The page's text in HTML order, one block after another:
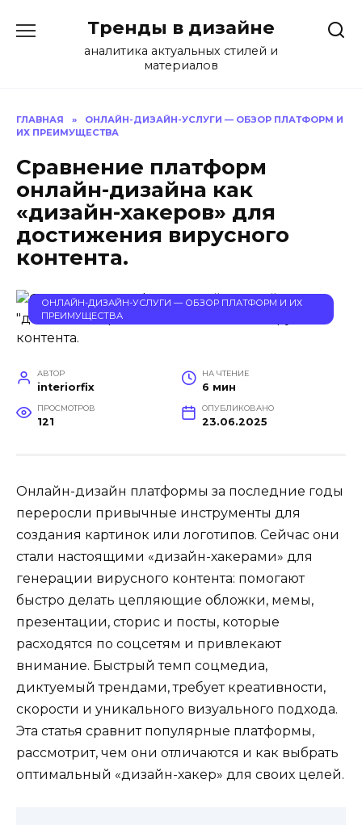
содержанию
Тренды в дизайне
аналитика актуальных стилей и
материалов
ГЛАВНАЯ »
ОНЛАЙН-ДИЗАЙН-УСЛУГИ — ОБЗОР ПЛАТФОРМ И
ИХ ПРЕИМУЩЕСТВА
Сравнение платформ
онлайн-дизайна как
«дизайн-хакеров» для
достижения вирусного
контента.
ОНЛАЙН-ДИЗАЙН-УСЛУГИ — ОБЗОР ПЛАТФОРМ И ИХ
ПРЕИМУЩЕСТВА
АВТОР
interiorfix
НА ЧТЕНИЕ
6 мин
ПРОСМОТРОВ
121
ОПУБЛИКОВАНО
23.06.2025
Онлайн-дизайн платформы за последние годы
переросли привычные инструменты для
создания картинок или логотипов. Сейчас они
стали настоящими «дизайн-хакерами» для
генерации вирусного контента: помогают
быстро делать цепляющие обложки, мемы,
презентации, сторис и посты, которые
расходятся по соцсетям и привлекают
внимание. Быстрый темп соцмедиа,
диктуемый трендами, требует креативности,
скорости и уникального визуального подхода.
Эта статья сравнит популярные платформы,
рассмотрит, чем они отличаются и как выбрать
оптимальный «дизайн-хакер» для своих целей.